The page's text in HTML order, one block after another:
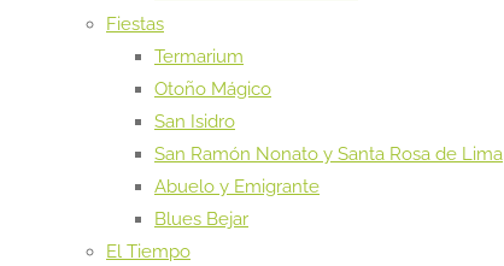
Fiestas
Termarium
Otoño Mágico
San Isidro
San Ramón Nonato y Santa Rosa de Lima
Abuelo y Emigrante
Blues Bejar
El Tiempo